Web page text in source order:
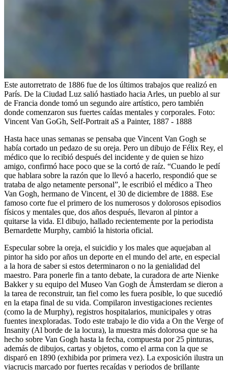
Este autorretrato de 1886 fue de los últimos trabajos que realizó en
París. De la Ciudad Luz salió hastiado hacia Arles, un pueblo al sur
de Francia donde tomó un segundo aire artístico, pero también
donde comenzaron sus fuertes caídas mentales y corporales. Foto:
Vincent Van GoGh, Self-Portrait aS a Painter, 1887 - 1888
Hasta hace unas semanas se pensaba que Vincent Van Gogh se
había cortado un pedazo de su oreja. Pero un dibujo de Félix Rey, el
médico que lo recibió después del incidente y de quien se hizo
amigo, confirmó hace poco que se la cortó de raíz. “Cuando le pedí
que hablara sobre la razón que lo llevó a hacerlo, respondió que se
trataba de algo netamente personal”, le escribió el médico a Theo
Van Gogh, hermano de Vincent, el 30 de diciembre de 1888. Ese
famoso corte fue el primero de los numerosos y dolorosos episodios
físicos y mentales que, dos años después, llevaron al pintor a
quitarse la vida. El dibujo, hallado recientemente por la periodista
Bernardette Murphy, cambió la historia oficial.
Especular sobre la oreja, el suicidio y los males que aquejaban al
pintor ha sido por años un deporte en el mundo del arte, en especial
a la hora de saber si estos determinaron o no la genialidad del
maestro. Para ponerle fin a tanto debate, la curadora de arte Nienke
Bakker y su equipo del Museo Van Gogh de Ámsterdam se dieron a
la tarea de reconstruir, tan fiel como les fuera posible, lo que sucedió
en la etapa final de su vida. Compilaron investigaciones recientes
(como la de Murphy), registros hospitalarios, municipales y otras
fuentes inexploradas. Todo este trabajo le dio vida a On the Verge of
Insanity (Al borde de la locura), la muestra más dolorosa que se ha
hecho sobre Van Gogh hasta la fecha, compuesta por 25 pinturas,
además de dibujos, cartas y objetos, como el arma con la que se
disparó en 1890 (exhibida por primera vez). La exposición ilustra un
viacrucis marcado por fuertes recaídas y periodos de brillante